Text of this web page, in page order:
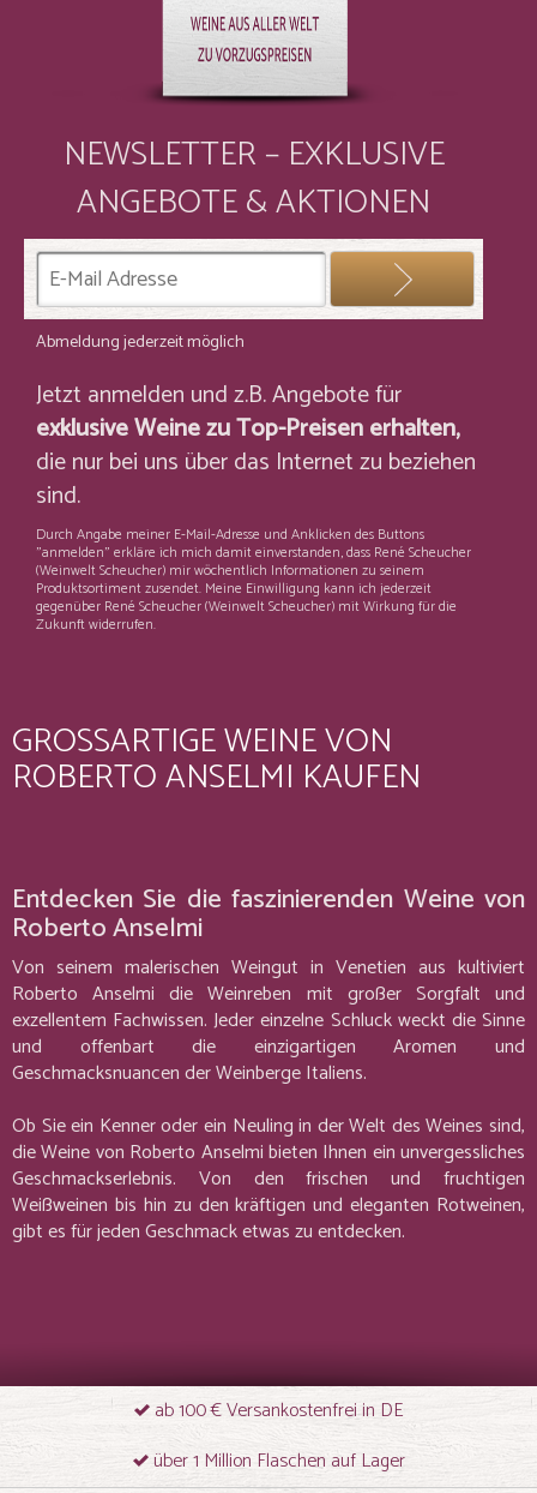
NEWSLETTER – EXKLUSIVE
ANGEBOTE & AKTIONEN
Abmeldung jederzeit möglich
Jetzt anmelden und z.B. Angebote für
exklusive Weine zu Top-Preisen erhalten,
die nur bei uns über das Internet zu beziehen
sind.
Durch Angabe meiner E-Mail-Adresse und Anklicken des Buttons
"anmelden" erkläre ich mich damit einverstanden, dass René Scheucher
(Weinwelt Scheucher) mir wöchentlich Informationen zu seinem
Produktsortiment zusendet. Meine Einwilligung kann ich jederzeit
gegenüber René Scheucher (Weinwelt Scheucher) mit Wirkung für die
Zukunft widerrufen.
GROSSARTIGE WEINE VON
ROBERTO ANSELMI KAUFEN
Entdecken Sie die faszinierenden Weine von
Roberto Anselmi
Von seinem malerischen Weingut in Venetien aus kultiviert
Roberto Anselmi die Weinreben mit großer Sorgfalt und
exzellentem Fachwissen. Jeder einzelne Schluck weckt die Sinne
und offenbart die einzigartigen Aromen und
Geschmacksnuancen der Weinberge Italiens.
Ob Sie ein Kenner oder ein Neuling in der Welt des Weines sind,
die Weine von Roberto Anselmi bieten Ihnen ein unvergessliches
Geschmackserlebnis. Von den frischen und fruchtigen
Weißweinen bis hin zu den kräftigen und eleganten Rotweinen,
gibt es für jeden Geschmack etwas zu entdecken.
ab 100 € Versankostenfrei in DE
über 1 Million Flaschen auf Lager